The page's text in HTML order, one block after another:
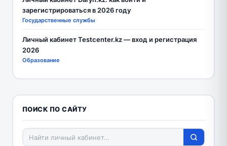
зарегистрироваться в 2026 году
Государственные службы
Личный кабинет Testcenter.kz — вход и регистрация
2026
Образование
ПОИСК ПО САЙТУ